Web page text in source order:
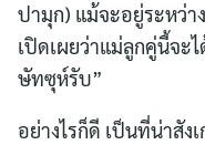
ปามุก) แม้จะอยู่ระหว่า
เปิดเผยว่าแม่ลูกคู่นี้จะ
ษัทซุห์รับ”
อย่างไรก็ดี เป็นที่น่าสัง